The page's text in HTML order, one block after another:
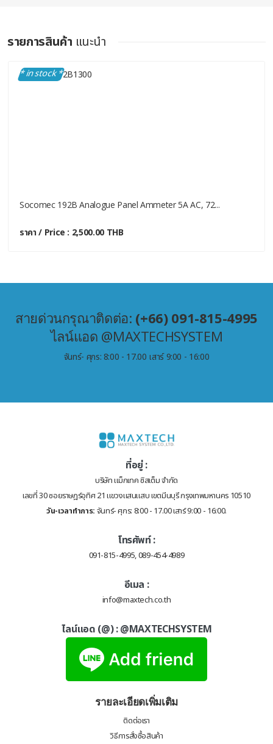
รายการสินค้า แนะนำ
* in stock *
Socomec 192B Analogue Panel Ammeter 5A AC, 72...
ราคา / Price : 2,500.00 THB
สายด่วนกรุณาติดต่อ: (+66) 091-815-4995
ไลน์แอด @MAXTECHSYSTEM
จันทร์- ศุกร: 8:00 - 17.00 เสาร์ 9:00 - 16:00
ที่อยู่ :
บริษัท แม็กเทค ซิสเต็ม จำกัด
เลขที่ 30 ซอยราษฎร์อุทิศ 21 แขวงแสนแสบ เขตมีนบุรี กรุงเทพมหานคร 10510
วัน-เวลาทำการ: จันทร์- ศุกร: 8:00 - 17.00 เสาร์ 9:00 - 16:00.
โทรศัพท์ :
091-815-4995, 089-454-4989
อีเมล :
info@maxtech.co.th
ไลน์แอด (@) :@MAXTECHSYSTEM
รายละเอียดเพิ่มเติม
ติดต่อเรา
วิธีการสั่งซื้อสินค้า